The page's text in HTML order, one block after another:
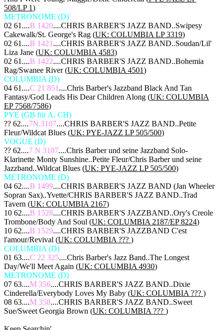
508/LP 1)
METRONOME (D)
02 61....B 1420....CHRIS BARBER'S JAZZ BAND..Swipesy
Cakewalk/St. George's Rag (UK: COLUMBIA LP 3319)
02 61....B 1421 ....CHRIS BARBER'S JAZZ BAND..Soudan/Lil'
Liza Jane (UK: COLUMBIA 4583)
02 61....B 1422....CHRIS BARBER'S JAZZ BAND..Bohemia
Rag/Swanee River (UK: COLUMBIA 4501)
COLUMBIA (D)
04 61....C 21 851 ....Chris Barber's Jazzband Black And Tan
Fantasy/God Leads His Dear Children Along (UK: COLUMBIA
EP 7568/7586)
PYE (GB für A, CH)
?? 62....7N.3107....CHRIS BARBER'S JAZZ BAND..Petite
Fleur/Wildcat Blues (UK: PYE-JAZZ LP 505/500)
VOGUE (D)
?? 62....7 N 3107....Chris Barber und seine Jazzband Solo-
Klarinette Monty Sunshine..Petite Fleur/Chris Barber und seine
Jazzband..Wildcat Blues (UK: PYE-JAZZ LP 505/500)
METRONOME (D)
04 62....B 1499....CHRIS BARBER'S JAZZ BAND (Jan Wheeler
Sopran Sax)..Yvette/CHRIS BARBER'S JAZZ BAND..Trad
Tavern (UK: COLUMBIA 2167)
10 62....B 1528....CHRIS BARBER'S JAZZBAND..Ory's Creole
Trombone/Body And Soul (UK: COLUMBIA 2187/EP 8224)
10 62....B 1529....CHRIS BARBER'S JAZZBAND C'est
l'amour/Revival (UK: COLUMBIA ??? )
COLUMBIA (D)
01 63....C 22 325....Chris Barber's Jazz Band..The Longest
Day/We'll Meet Again (UK: COLUMBIA 4930)
METRONOME (D)
07 63....M 356....CHRIS BARBER'S JAZZ BAND..Dixie
Cinderella/Everybody Loves My Baby (UK: COLUMBIA ??? )
08 63....M 358....CHRIS BARBER'S JAZZ BAND..Sweet
Sue/Sweet Georgia Brown (UK: COLUMBIA ??? )